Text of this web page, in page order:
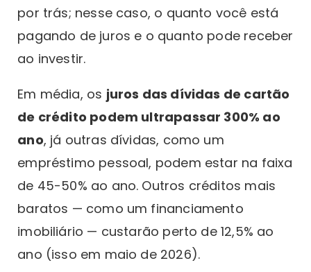
por trás; nesse caso, o quanto você está
pagando de juros e o quanto pode receber
ao investir.
Em média, os juros das dívidas de cartão
de crédito podem ultrapassar 300% ao
ano, já outras dívidas, como um
empréstimo pessoal, podem estar na faixa
de 45-50% ao ano. Outros créditos mais
baratos — como um financiamento
imobiliário — custarão perto de 12,5% ao
ano (isso em maio de 2026).